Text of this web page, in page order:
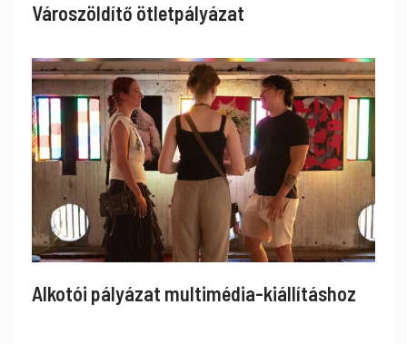
Városzöldítő ötletpályázat
Alkotói pályázat multimédia-kiállításhoz